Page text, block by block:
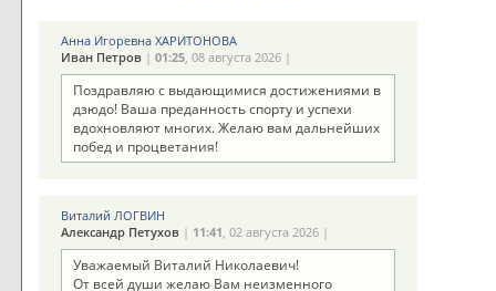
Анна Игоревна ХАРИТОНОВА
Иван Петров| 01:25, 08 августа 2026 |
Поздравляю с выдающимися достижениями в
дзюдо! Ваша преданность спорту и успехи
вдохновляют многих. Желаю вам дальнейших
побед и процветания!
Виталий ЛОГВИН
Александр Петухов| 11:41, 02 августа 2026 |
Уважаемый Виталий Николаевич!
От всей души желаю Вам неизменного